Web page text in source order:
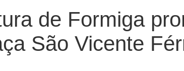
de Formiga
São Vicente